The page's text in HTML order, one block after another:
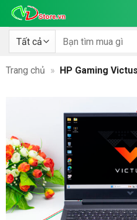
qua
dung
Tìm
kiếm:
Trang chủ » HP Gaming